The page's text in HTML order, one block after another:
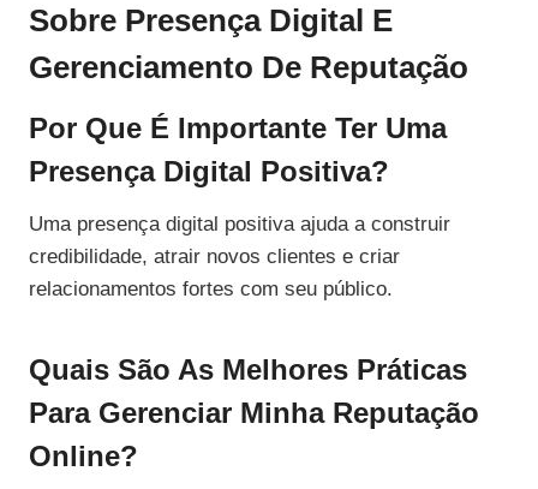
Sobre Presença Digital E
Gerenciamento De Reputação
Por Que É Importante Ter Uma
Presença Digital Positiva?
Uma presença digital positiva ajuda a construir
credibilidade, atrair novos clientes e criar
relacionamentos fortes com seu público.
Quais São As Melhores Práticas
Para Gerenciar Minha Reputação
Online?